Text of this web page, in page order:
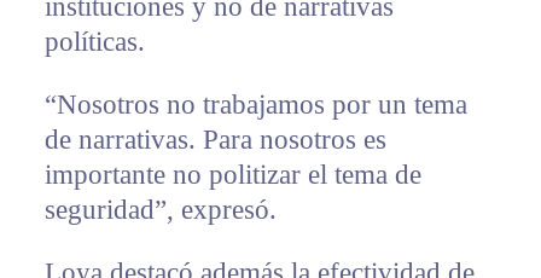
instituciones y no de narrativas
políticas.
“Nosotros no trabajamos por un tema
de narrativas. Para nosotros es
importante no politizar el tema de
seguridad”, expresó.